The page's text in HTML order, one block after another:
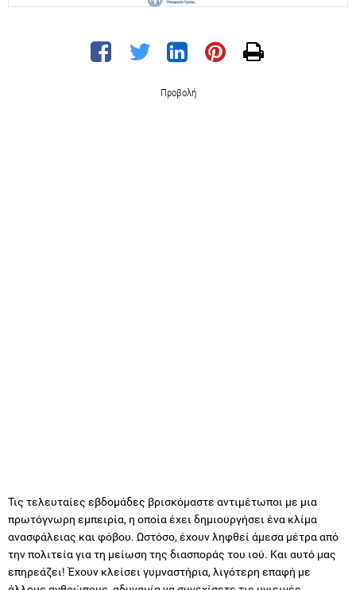
Προβολή
Τις τελευταίες εβδομάδες βρισκόμαστε αντιμέτωποι με μια
πρωτόγνωρη εμπειρία, η οποία έχει δημιουργήσει ένα κλίμα
ανασφάλειας και φόβου. Ωστόσο, έχουν ληφθεί άμεσα μέτρα από
την πολιτεία για τη μείωση της διασποράς του ιού. Και αυτό μας
επηρεάζει! Έχουν κλείσει γυμναστήρια, λιγότερη επαφή με